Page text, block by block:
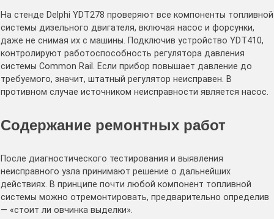
На стенде Delphi YDT278 проверяют все компоненты топливной
системы дизельного двигателя, включая насос и форсунки,
даже не снимая их с машины. Подключив устройство YDT410,
контролируют работоспособность регулятора давления
системы Common Rail. Если прибор повышает давление до
требуемого, значит, штатный регулятор неисправен. В
противном случае источником неисправности является насос.
Содержание ремонтных работ
После диагностического тестирования и выявления
неисправного узла принимают решение о дальнейших
действиях. В принципе почти любой компонент топливной
системы можно отремонтировать, предварительно определив
— «стоит ли овчинка выделки».